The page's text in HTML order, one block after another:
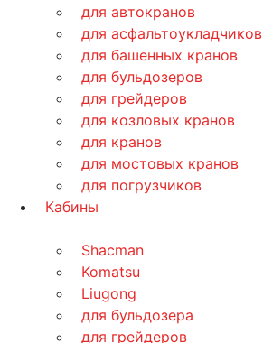
для автокранов
для асфальтоукладчиков
для башенных кранов
для бульдозеров
для грейдеров
для козловых кранов
для кранов
для мостовых кранов
для погрузчиков
Кабины
Shacman
Komatsu
Liugong
для бульдозера
для грейдеров